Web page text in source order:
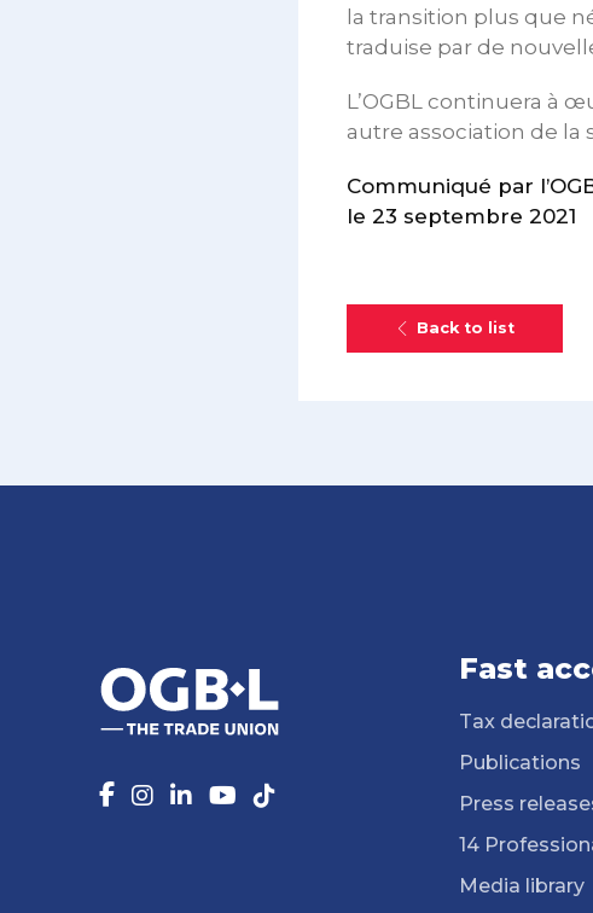
la transition plus que
traduise par de
L’OGBL continuera à
autre association de la
Communiqué par
le 23 septembre 2021
Back to list
Fast
Tax
Publications
Press
14
Media library